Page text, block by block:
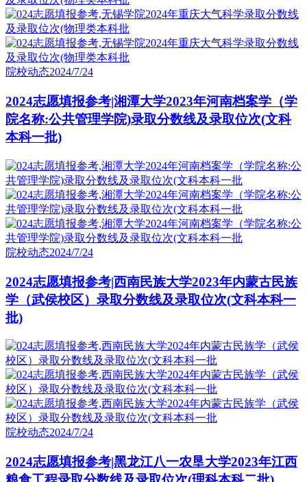
院校动态2024/7/24
2024志愿填报参考|湘潭大学2023年河南档案学（学
院名称:公共管理学院)录取分数线及录取位次(文科
本科一批)
院校动态2024/7/24
2024志愿填报参考|西南民族大学2023年内蒙古民族
学（武侯校区）录取分数线及录取位次(文科本科一
批)
院校动态2024/7/24
2024志愿填报参考|黑龙江八一农垦大学2023年江西